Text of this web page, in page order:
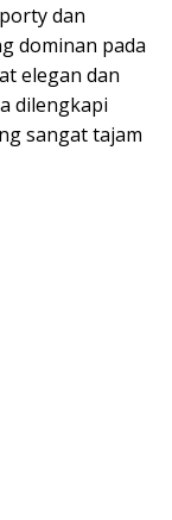
dan
dominan pada
elegan dan
dilengkapi
sangat tajam